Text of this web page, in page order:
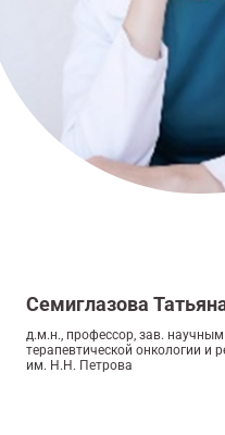
Семиглазова
д.м.н., профессор, зав.
терапевтической онкологии
им. Н.Н. Петрова